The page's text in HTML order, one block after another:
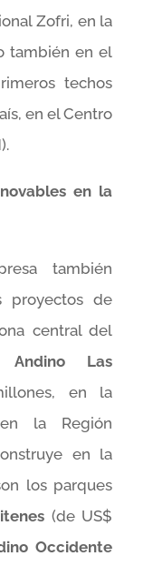
Zofri, en la
también en el
techos
en el Centro
en la
también
proyectos de
central del
Andino Las
en la
la Región
en la
los parques
(de US$
Occidente